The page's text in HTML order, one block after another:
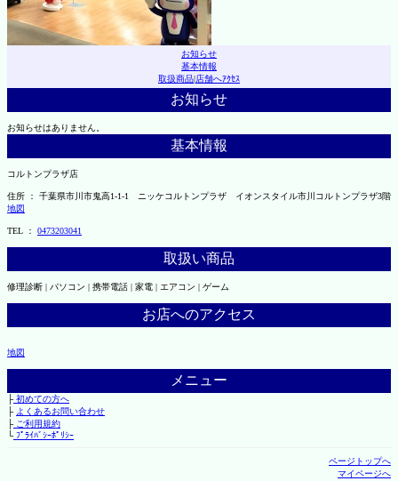
お知らせ
基本情報
取扱商品|店舗へｱｸｾｽ
お知らせ
お知らせはありません。
基本情報
コルトンプラザ店
住所 ： 千葉県市川市鬼高1-1-1 ニッケコルトンプラザ イオンスタイル市川コルトンプラザ3階
地図
TEL ： 0473203041
取扱い商品
修理診断 | パソコン | 携帯電話 | 家電 | エアコン | ゲーム
お店へのアクセス
地図
メニュー
├初めての方へ
├ よくあるお問い合わせ
├ご利用規約
└ﾌﾟﾗｲﾊﾞｼｰﾎﾟﾘｼｰ
ページトップへ
マイページへ